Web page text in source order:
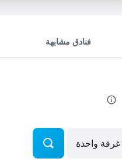
فنادق مشابهة